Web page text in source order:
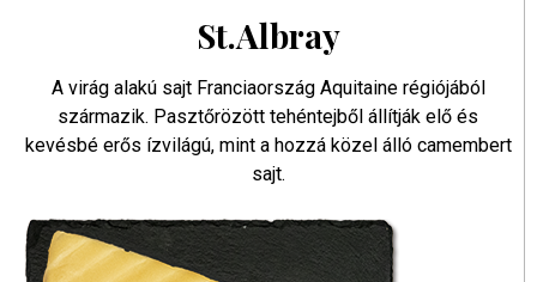
St.Albray
A virág alakú sajt Franciaország Aquitaine régiójából
származik. Pasztőrözött tehéntejből állítják elő és
kevésbé erős ízvilágú, mint a hozzá közel álló camembert
sajt.